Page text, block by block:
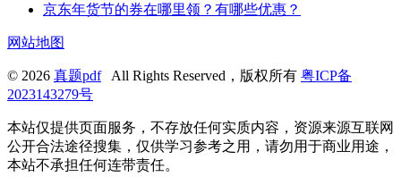
京东年货节的券在哪里领？有哪些优惠？
网站地图
© 2026 真题pdfAll Rights Reserved，版权所有 粤ICP备
2023143279号
本站仅提供页面服务，不存放任何实质内容，资源来源互联网
公开合法途径搜集，仅供学习参考之用，请勿用于商业用途，
本站不承担任何连带责任。